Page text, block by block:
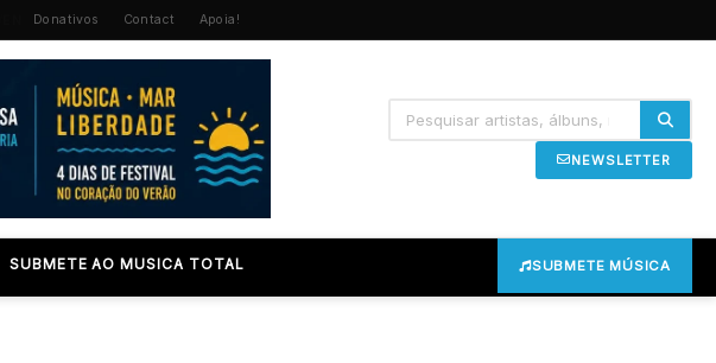
Donativos Contact Apoia!
NEWSLETTER
SUBMETE AO MUSICA TOTAL SUBMETE MÚSICA